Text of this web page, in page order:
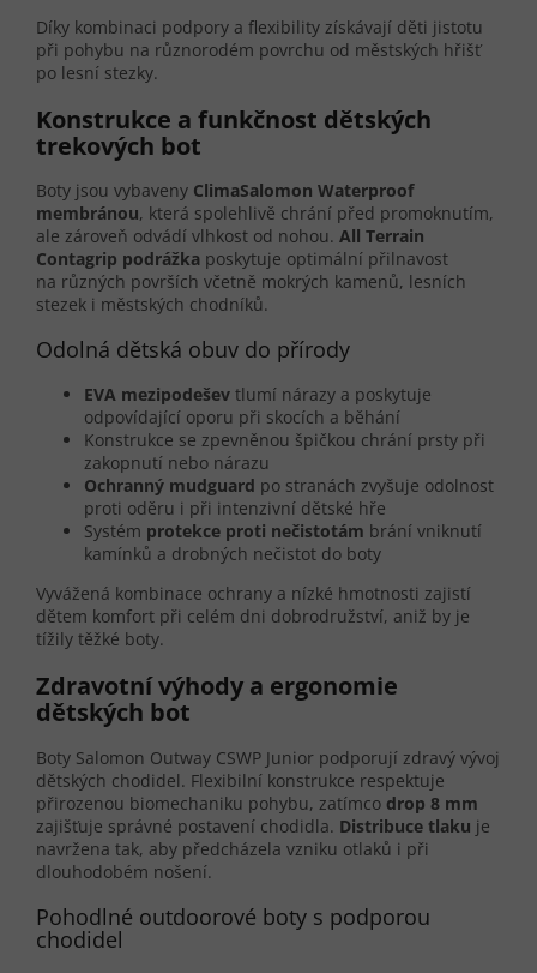
Díky kombinaci podpory a flexibility získávají děti jistotu
při pohybu na různorodém povrchu od městských hřišť
po lesní stezky.
Konstrukce a funkčnost dětských
trekových bot
Boty jsou vybaveny ClimaSalomon Waterproof
membránou, která spolehlivě chrání před promoknutím,
ale zároveň odvádí vlhkost od nohou. All Terrain
Contagrip podrážka poskytuje optimální přilnavost
na různých površích včetně mokrých kamenů, lesních
stezek i městských chodníků.
Odolná dětská obuv do přírody
EVA mezipodešev tlumí nárazy a poskytuje
odpovídající oporu při skocích a běhání
Konstrukce se zpevněnou špičkou chrání prsty při
zakopnutí nebo nárazu
Ochranný mudguard po stranách zvyšuje odolnost
proti oděru i při intenzivní dětské hře
Systém protekce proti nečistotám brání vniknutí
kamínků a drobných nečistot do boty
Vyvážená kombinace ochrany a nízké hmotnosti zajistí
dětem komfort při celém dni dobrodružství, aniž by je
tížily těžké boty.
Zdravotní výhody a ergonomie
dětských bot
Boty Salomon Outway CSWP Junior podporují zdravý vývoj
dětských chodidel. Flexibilní konstrukce respektuje
přirozenou biomechaniku pohybu, zatímco drop 8 mm
zajišťuje správné postavení chodidla. Distribuce tlaku je
navržena tak, aby předcházela vzniku otlaků i při
dlouhodobém nošení.
Pohodlné outdoorové boty s podporou
chodidel